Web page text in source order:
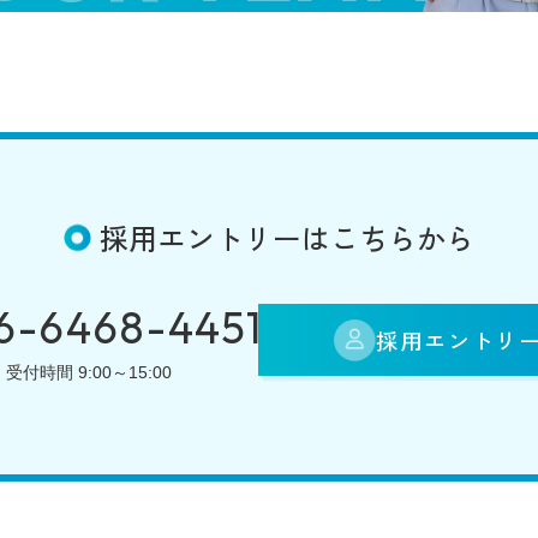
採用エントリーはこちらから
6468-4451
受付時間 9:00～15:00
採用エントリ